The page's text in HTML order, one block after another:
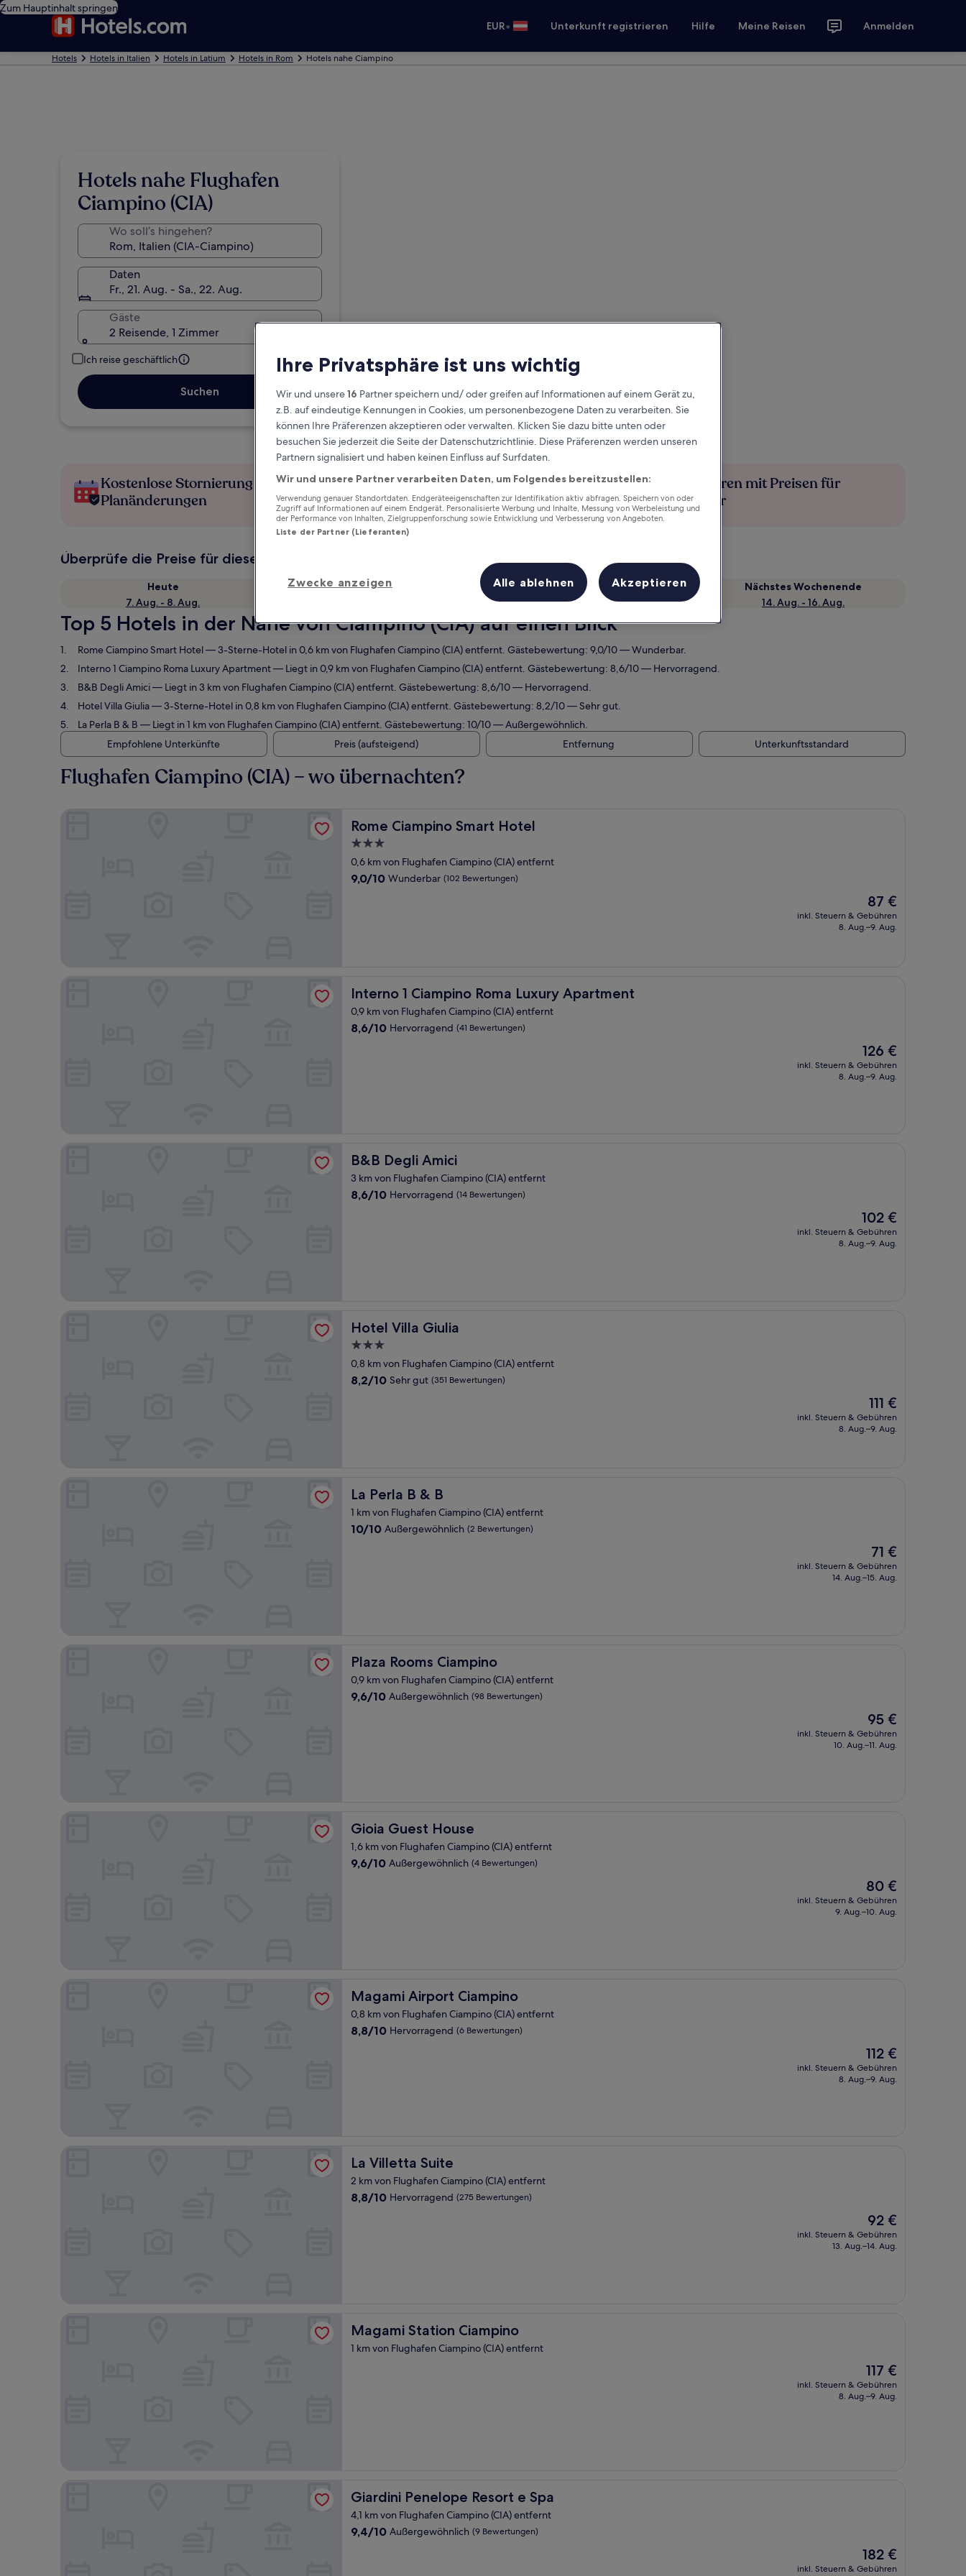
Zum Hauptinhalt springen
EUR• Unterkunft registrieren Hilfe Meine Reisen Anmelden
Hotels Hotels in Italien Hotels in Latium Hotels in Rom Hotels nahe Ciampino
Hotels nahe Flughafen
Ciampino (CIA)
Wo soll’s hingehen?
Daten
Fr., 21. Aug. - Sa., 22. Aug.
Gäste
2 Reisende, 1 Zimmer
Ich reise geschäftlich
Suchen
Kostenlose Stornierung bei
Planänderungen
Verdiene Prämien für jede
wahrgenommene Übernachtung
Mehr sparen mit Preisen für
Mitglieder
Überprüfe die Preise für diese Daten
Heute
7. Aug. - 8. Aug.
Morgen
Dieses Wochenende
7. Aug. - 9. Aug.
Nächstes Wochenende
14. Aug. - 16. Aug.
Top 5 Hotels in der Nähe von Ciampino (CIA) auf einen Blick
Rome Ciampino Smart Hotel— 3-Sterne-Hotel in 0,6 km von Flughafen Ciampino (CIA) entfernt. Gästebewertung: 9,0/10 — Wunderbar.
Interno 1 Ciampino Roma Luxury Apartment— Liegt in 0,9 km von Flughafen Ciampino (CIA) entfernt. Gästebewertung: 8,6/10 — Hervorragend.
B&B Degli Amici— Liegt in 3 km von Flughafen Ciampino (CIA) entfernt. Gästebewertung: 8,6/10 — Hervorragend.
Hotel Villa Giulia— 3-Sterne-Hotel in 0,8 km von Flughafen Ciampino (CIA) entfernt. Gästebewertung: 8,2/10 — Sehr gut.
La Perla B & B — Liegt in 1 km von Flughafen Ciampino (CIA) entfernt. Gästebewertung: 10/10 — Außergewöhnlich.
Empfohlene Unterkünfte
Preis (aufsteigend) Entfernung Unterkunftsstandard
Flughafen Ciampino (CIA) – wo übernachten?
Rome Ciampino Smart Hotel
Rome Ciampino Smart Hotel
3.0-
Sterne-
Unterkunft
0,6 km von Flughafen Ciampino (CIA) entfernt
9.0
9,0/10 Wunderbar (102 Bewertungen)
Der
Preis
beträgt
87 €
inkl. Steuern & Gebühren
8. Aug.–9. Aug.
Interno 1 Ciampino Roma Luxury Apartment
Interno 1 Ciampino Roma Luxury Apartment
0,9 km von Flughafen Ciampino (CIA) entfernt
8.6
8,6/10 Hervorragend (41 Bewertungen)
Der
Preis
beträgt
126 €
inkl. Steuern & Gebühren
8. Aug.–9. Aug.
Interno 1 Ciampino Roma Luxury Apartment
B&B Degli Amici
B&B Degli Amici
3 km von Flughafen Ciampino (CIA) entfernt
8.6
8,6/10 Hervorragend (14 Bewertungen)
Der
Preis
beträgt
102 €
inkl. Steuern & Gebühren
8. Aug.–9. Aug.
Hotel Villa Giulia
Hotel Villa Giulia
3.0-
Sterne-
Unterkunft
0,8 km von Flughafen Ciampino (CIA) entfernt
8.2
8,2/10 Sehr gut (351 Bewertungen)
Der
Preis
beträgt
111 €
inkl. Steuern & Gebühren
8. Aug.–9. Aug.
Hotel Villa Giulia
La Perla B & B
La Perla B & B
1 km von Flughafen Ciampino (CIA) entfernt
10.0
10/10 Außergewöhnlich (2 Bewertungen)
Der
Preis
beträgt
71 €
inkl. Steuern & Gebühren
14. Aug.–15. Aug.
Plaza Rooms Ciampino
Plaza Rooms Ciampino
0,9 km von Flughafen Ciampino (CIA) entfernt
9.6
9,6/10 Außergewöhnlich (98 Bewertungen)
Der
Preis
beträgt
95 €
inkl. Steuern & Gebühren
10. Aug.–11. Aug.
Plaza Rooms Ciampino
Gioia Guest House
Gioia Guest House
1,6 km von Flughafen Ciampino (CIA) entfernt
9.6
9,6/10 Außergewöhnlich (4 Bewertungen)
Der
Preis
beträgt
80 €
inkl. Steuern & Gebühren
9. Aug.–10. Aug.
Magami Airport Ciampino
Magami Airport Ciampino
0,8 km von Flughafen Ciampino (CIA) entfernt
8.8
8,8/10 Hervorragend (6 Bewertungen)
Der
Preis
beträgt
112 €
inkl. Steuern & Gebühren
8. Aug.–9. Aug.
Magami Airport Ciampino
La Villetta Suite
La Villetta Suite
2 km von Flughafen Ciampino (CIA) entfernt
8.8
8,8/10 Hervorragend (275 Bewertungen)
Der
Preis
beträgt
92 €
inkl. Steuern & Gebühren
13. Aug.–14. Aug.
Magami Station Ciampino
Magami Station Ciampino
1 km von Flughafen Ciampino (CIA) entfernt
Der
Preis
beträgt
117 €
inkl. Steuern & Gebühren
8. Aug.–9. Aug.
Magami Station Ciampino
Giardini Penelope Resort e Spa
Giardini Penelope Resort e Spa
4,1 km von Flughafen Ciampino (CIA) entfernt
9.4
9,4/10 Außergewöhnlich (9 Bewertungen)
Der
Preis
182 €
inkl. Steuern & Gebühren
Ihre Privatsphäre ist uns wichtig
Wir und unsere16 Partner speichern und/ oder greifen auf Informationen auf einem Gerät zu,
z.B. auf eindeutige Kennungen in Cookies, um personenbezogene Daten zu verarbeiten. Sie
können Ihre Präferenzen akzeptieren oder verwalten. Klicken Sie dazu bitte unten oder
besuchen Sie jederzeit die Seite der Datenschutzrichtlinie. Diese Präferenzen werden unseren
Partnern signalisiert und haben keinen Einfluss auf Surfdaten.
Wir und unsere Partner verarbeiten Daten, um Folgendes bereitzustellen:
Verwendung genauer Standortdaten. Endgeräteeigenschaften zur Identifikation aktiv abfragen. Speichern von oder
Zugriff auf Informationen auf einem Endgerät. Personalisierte Werbung und Inhalte, Messung von Werbeleistung und
der Performance von Inhalten, Zielgruppenforschung sowie Entwicklung und Verbesserung von Angeboten.
Liste der Partner (Lieferanten)
Zwecke anzeigen Alle ablehnen Akzeptieren